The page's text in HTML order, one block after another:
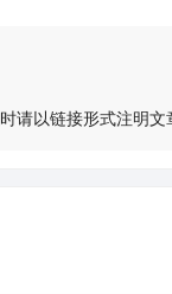
请以链接形式注明文